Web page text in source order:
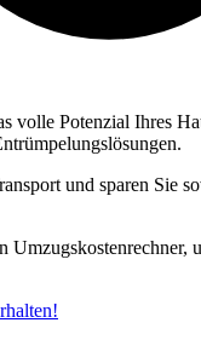
volle Potenzial Ihres
und sparen Sie
Umzugskostenrechner,